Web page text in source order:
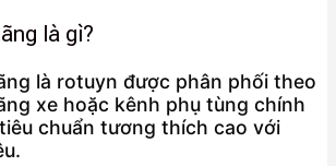
là gì?
là rotuyn được phân phối theo
xe hoặc kênh phụ tùng chính
chuẩn tương thích cao với